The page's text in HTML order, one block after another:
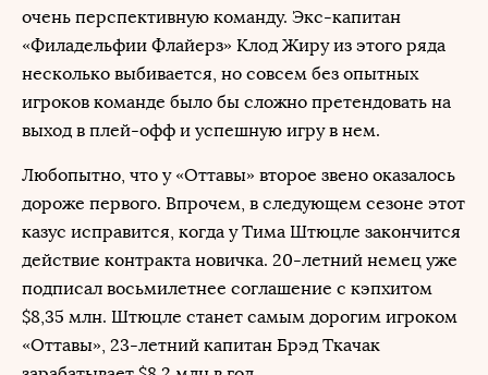
очень перспективную команду. Экс-капитан
«Филадельфии Флайерз» Клод Жиру из этого ряда
несколько выбивается, но совсем без опытных
игроков команде было бы сложно претендовать на
выход в плей-офф и успешную игру в нем.
Любопытно, что у «Оттавы» второе звено оказалось
дороже первого. Впрочем, в следующем сезоне этот
казус исправится, когда у Тима Штюцле закончится
действие контракта новичка. 20-летний немец уже
подписал восьмилетнее соглашение с кэпхитом
$8,35 млн. Штюцле станет самым дорогим игроком
«Оттавы», 23-летний капитан Брэд Ткачак